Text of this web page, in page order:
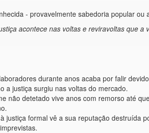
- provavelmente sabedoria popular ou
acontece nas voltas e reviravoltas que a
durante anos acaba por falir
a justiça surgiu nas voltas do mercado.
não detetado vive anos com remorso até
justiça formal vê a sua reputação destruída